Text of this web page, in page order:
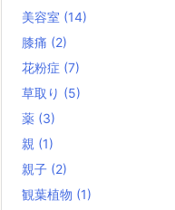
美容室 (14)
膝痛 (2)
花粉症 (7)
草取り (5)
薬 (3)
親 (1)
親子 (2)
観葉植物 (1)